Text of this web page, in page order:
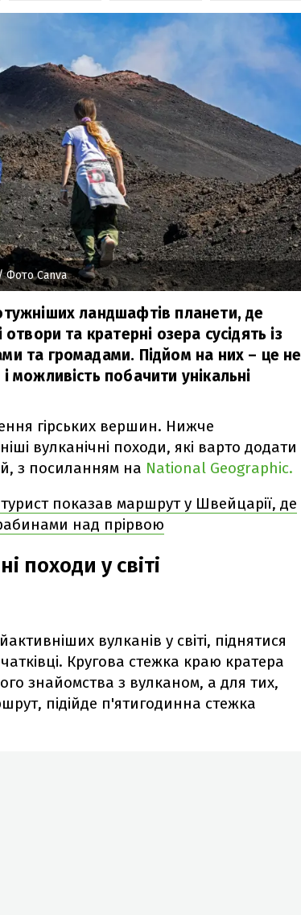
Canva
ландшафтів планети, де
та кратерні озера сусідять із
та громадами. Підйом на них – це не
побачити унікальні
гірських вершин. Нижче
вулканічні походи, які варто додати
з посиланням на National Geographic.
показав маршрут у Швейцарії, де
над прірвою
походи у світі
вулканів у світі, піднятися
Кругова стежка краю кратера
знайомства з вулканом, а для тих,
підійде п'ятигодинна стежка